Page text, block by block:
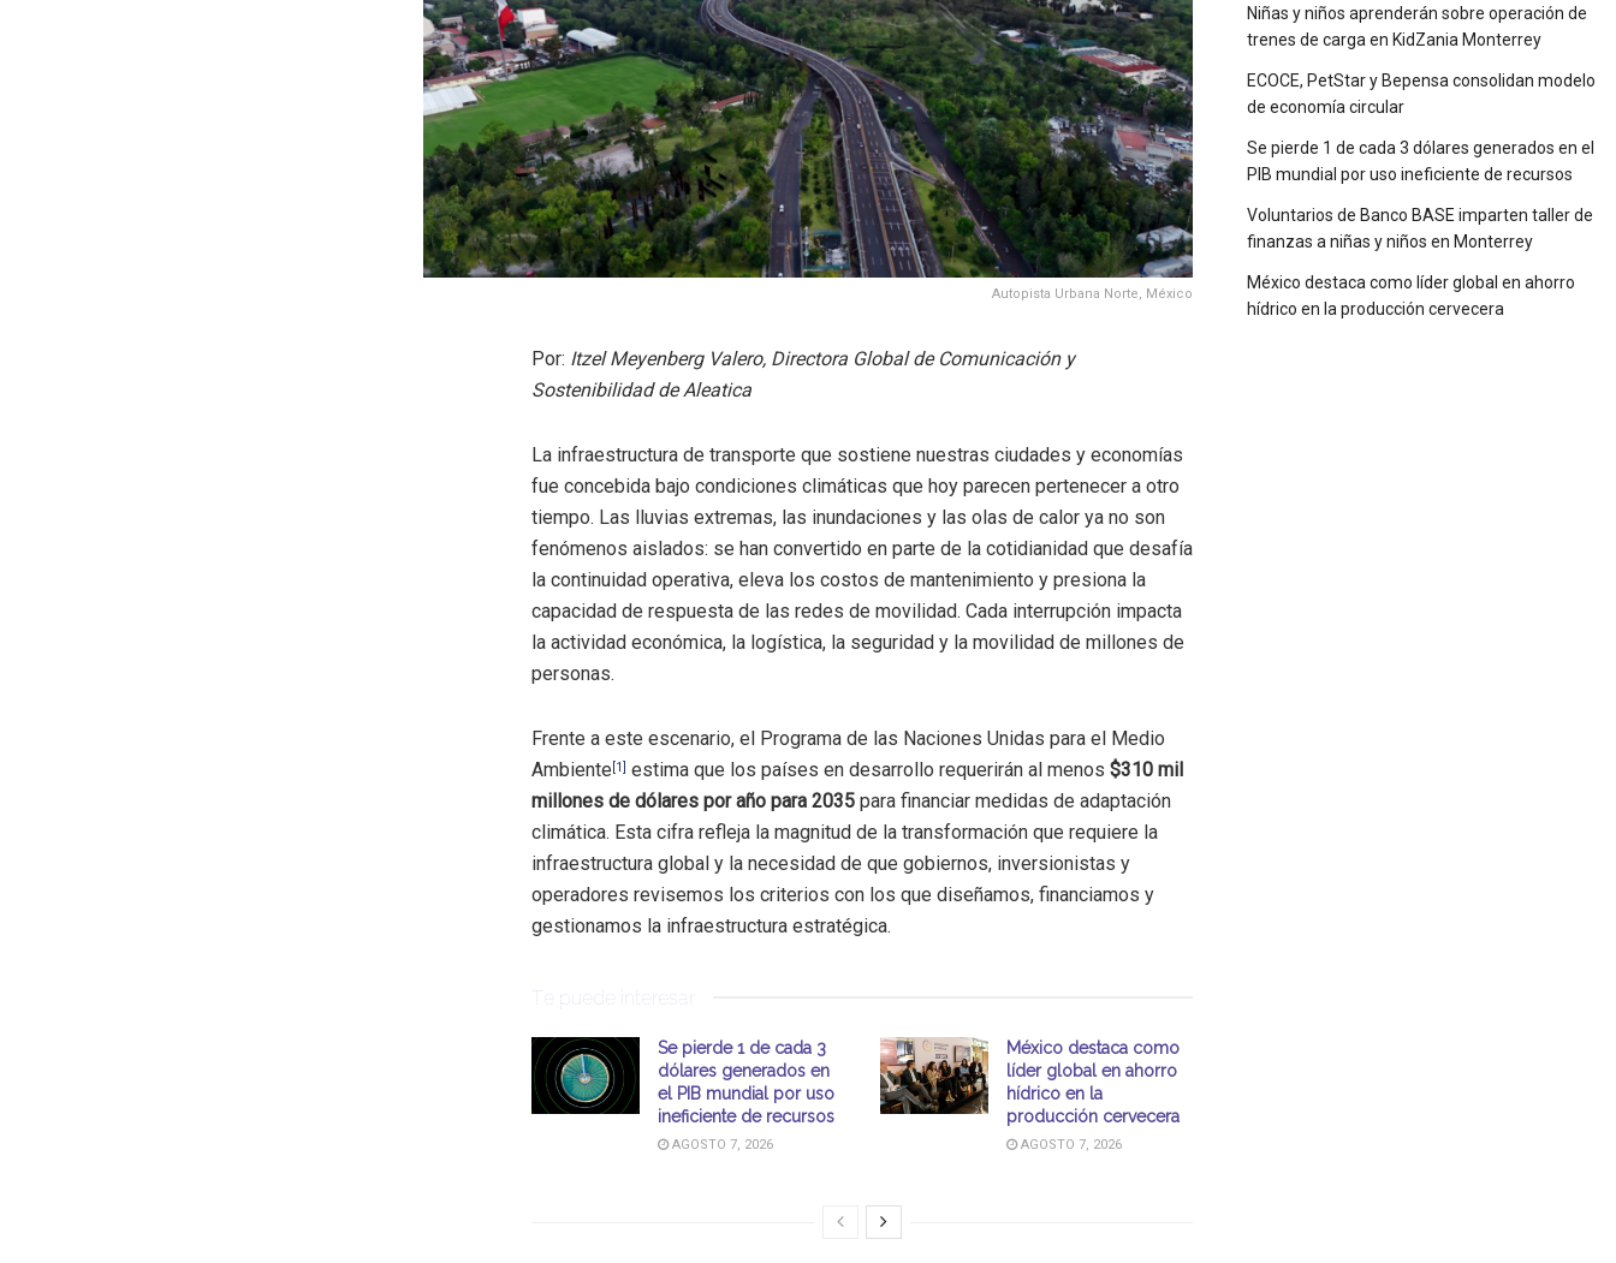
Autopista Urbana Norte, México
Por: Itzel Meyenberg Valero, Directora Global de Comunicación y
Sostenibilidad de Aleatica
La infraestructura de transporte que sostiene nuestras ciudades y economías
fue concebida bajo condiciones climáticas que hoy parecen pertenecer a otro
tiempo. Las lluvias extremas, las inundaciones y las olas de calor ya no son
fenómenos aislados: se han convertido en parte de la cotidianidad que desafía
la continuidad operativa, eleva los costos de mantenimiento y presiona la
capacidad de respuesta de las redes de movilidad. Cada interrupción impacta
la actividad económica, la logística, la seguridad y la movilidad de millones de
personas.
Frente a este escenario, el Programa de las Naciones Unidas para el Medio
Ambiente [1] estima que los países en desarrollo requerirán al menos $310 mil
millones de dólares por año para 2035 para financiar medidas de adaptación
climática. Esta cifra refleja la magnitud de la transformación que requiere la
infraestructura global y la necesidad de que gobiernos, inversionistas y
operadores revisemos los criterios con los que diseñamos, financiamos y
gestionamos la infraestructura estratégica.
Te puede interesar
Se pierde 1 de cada 3
dólares generados en
el PIB mundial por uso
ineficiente de recursos
AGOSTO 7, 2026
México destaca como
líder global en ahorro
hídrico en la
producción cervecera
AGOSTO 7, 2026
Niñas y niños aprenderán sobre operación de
trenes de carga en KidZania Monterrey
ECOCE, PetStar y Bepensa consolidan modelo
de economía circular
Se pierde 1 de cada 3 dólares generados en el
PIB mundial por uso ineficiente de recursos
Voluntarios de Banco BASE imparten taller de
finanzas a niñas y niños en Monterrey
México destaca como líder global en ahorro
hídrico en la producción cervecera